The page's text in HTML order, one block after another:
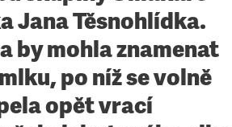
Jana Těsnohlídka.
by mohla znamenat
po níž se volně
opět vrací